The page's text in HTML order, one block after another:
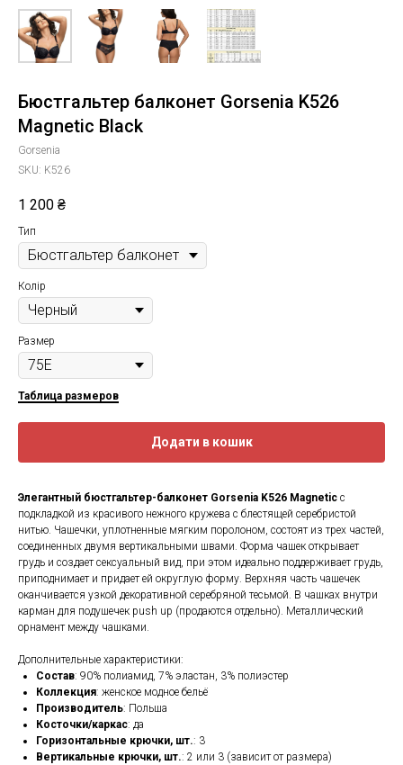
Бюстгальтер балконет Gorsenia K526
Magnetic Black
Gorsenia
SKU: K526
1 200 ₴
Тип
Колір
Размер
Таблица размеров
Додати в кошик
Элегантный бюстгальтер-балконет Gorsenia K526 Magnetic с
подкладкой из красивого нежного кружева с блестящей серебристой
нитью. Чашечки, уплотненные мягким поролоном, состоят из трех частей,
соединенных двумя вертикальными швами. Форма чашек открывает
грудь и создает сексуальный вид, при этом идеально поддерживает грудь,
приподнимает и придает ей округлую форму. Верхняя часть чашечек
оканчивается узкой декоративной серебряной тесьмой. В чашках внутри
карман для подушечек push up (продаются отдельно). Металлический
орнамент между чашками.
Дополнительные характеристики:
Состав: 90% полиамид, 7% эластан, 3% полиэстер
Коллекция: женское модное бельё
Производитель: Польша
Косточки/каркас: да
Горизонтальные крючки, шт.: 3
Вертикальные крючки, шт.: 2 или 3 (зависит от размера)